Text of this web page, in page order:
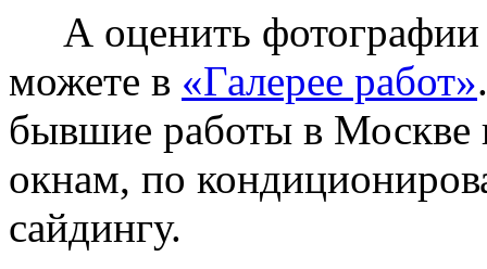
А оценить фотографии
можете в «Галерее работ»
бывшие работы в Москве
окнам, по
сайдингу.